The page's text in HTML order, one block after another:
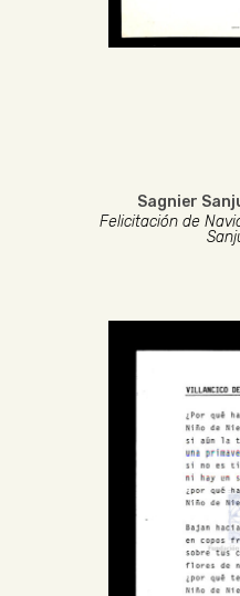
Sagnier
Felicitación de